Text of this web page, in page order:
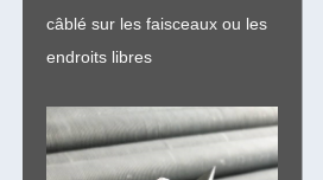
câblé sur les faisceaux ou les
endroits libres